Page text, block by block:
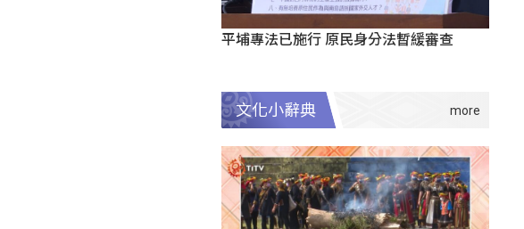
平埔專法已施行 原民身分法暫緩審查
文化小辭典